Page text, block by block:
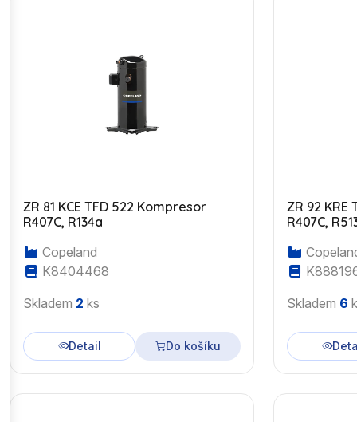
ZR 81 KCE TFD 522 Kompresor
R407C, R134a
Copeland
K8404468
Skladem 2 ks
Detail Do košíku
ZR 92 KRE
R407C,
Skladem 6